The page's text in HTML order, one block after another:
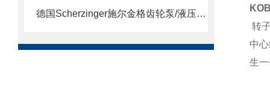
德国Scherzinger施尔金格齿轮泵/液压泵供应说明
转
中
生